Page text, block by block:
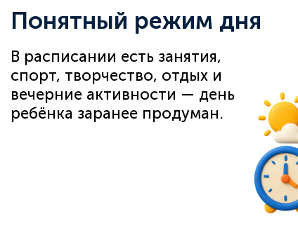
Понятный режим дня
В расписании есть занятия,
спорт, творчество, отдых и
вечерние активности — день
ребёнка заранее продуман.